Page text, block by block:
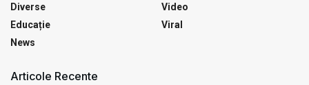
Diverse
Educație
News
Video
Viral
Articole Recente